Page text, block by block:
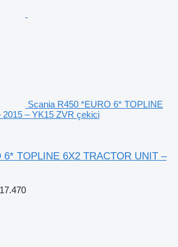
Scania R450 *EURO 6* TOPLINE
– YK15 ZVR çekici
6* TOPLINE 6X2 TRACTOR UNIT –